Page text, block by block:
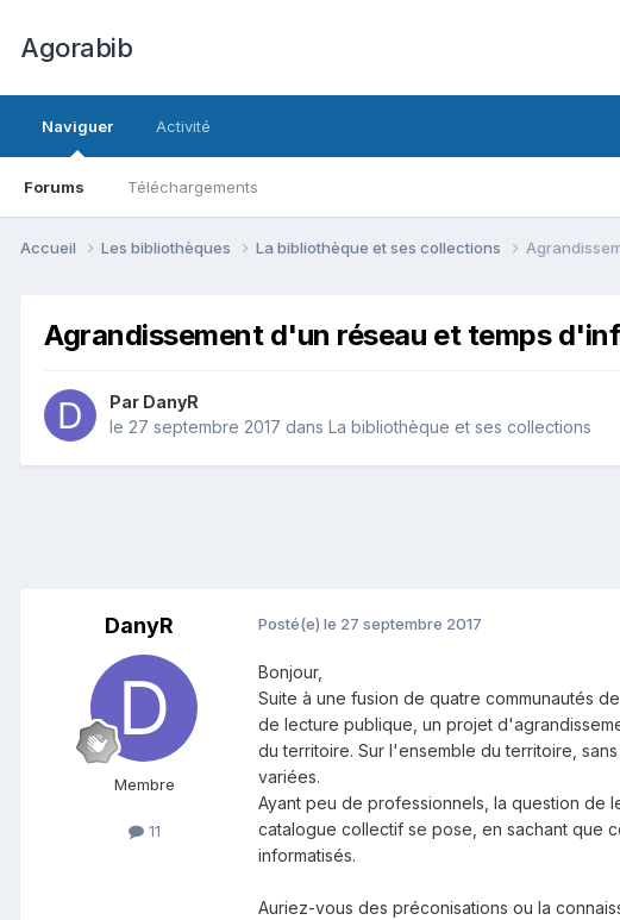
Agorabib
Naviguer
Forums Téléchargements
Activité
Accueil Les bibliothèques La bibliothèque et ses collections
Agrandissement d'un réseau et temps
Par DanyR
le 27 septembre 2017 dans La bibliothèque et ses collections
DanyR
Membre
11
Posté(e) le 27 septembre 2017
Bonjour,
Suite à une fusion de quatre communautés
de lecture publique, un projet
du territoire. Sur l'ensemble du territoire,
variées.
Ayant peu de professionnels, la question de
catalogue collectif se pose, en sachant que
informatisés.
Auriez-vous des préconisations ou la